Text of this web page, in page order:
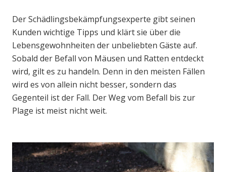
Der Schädlingsbekämpfungsexperte gibt seinen
Kunden wichtige Tipps und klärt sie über die
Lebensgewohnheiten der unbeliebten Gäste auf.
Sobald der Befall von Mäusen und Ratten entdeckt
wird, gilt es zu handeln. Denn in den meisten Fällen
wird es von allein nicht besser, sondern das
Gegenteil ist der Fall. Der Weg vom Befall bis zur
Plage ist meist nicht weit.